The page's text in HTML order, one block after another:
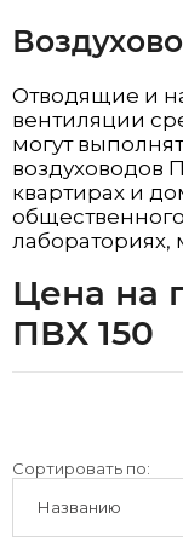
Отводящие и
вентиляции
могут
воздуховодов
квартирах и
лабораториях,
Цена на
ПВХ 150
Сортировать по:
Названию